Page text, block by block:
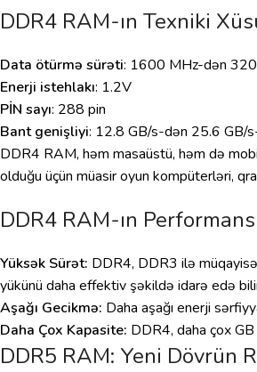
DDR4 RAM-ın Texniki
Data ötürmə sürəti: 1600 MHz-dən
Enerji istehlakı: 1.2V
PİN sayı: 288 pin
Bant genişliyi: 12.8 GB/s-dən 25.6 GB/
DDR4 RAM, həm masaüstü, həm də
olduğu üçün müasir oyun kompüterləri,
DDR4 RAM-ın
Yüksək Sürət: DDR4, DDR3 ilə
yükünü daha effektiv şəkildə idarə edə
Aşağı Gecikmə: Daha aşağı enerji
Daha Çox Kapasite: DDR4, daha çox
DDR5 RAM: Yeni Dövrün